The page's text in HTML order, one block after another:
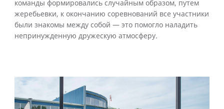
команды формировались случайным образом, путем
жеребьевки, к окончанию соревнований все участники
были знакомы между собой — это помогло наладить
непринужденную дружескую атмосферу.